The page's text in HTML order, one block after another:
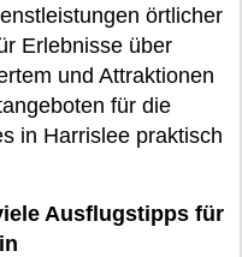
örtlicher
Erlebnisse über
und Attraktionen
für die
in Harrislee praktisch
Ausflugstipps für